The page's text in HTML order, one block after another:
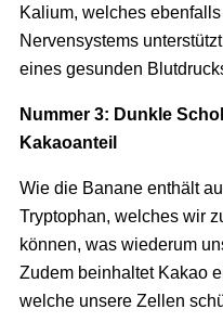
Kalium, welches
Nervensystems
eines gesunden
Nummer 3: Dunkle
Kakaoanteil
Wie die Banane enthält
Tryptophan, welches wir
können, was wiederum
Zudem beinhaltet Kakao
welche unsere Zellen